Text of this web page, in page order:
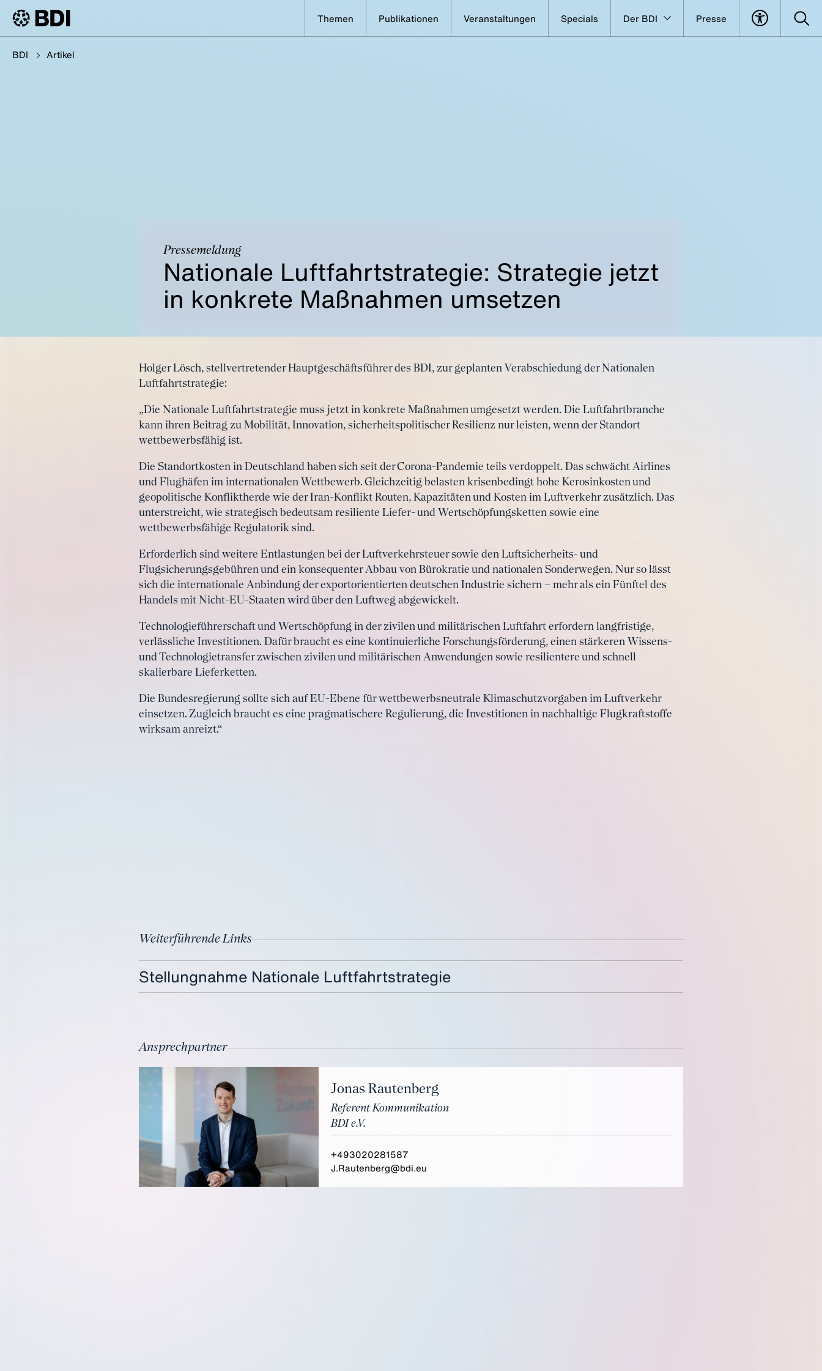
Themen Publikationen Veranstaltungen Specials Der BDI Presse
BDI Artikel
Pressemeldung
Nationale Luftfahrtstrategie: Strategie jetzt
in konkrete Maßnahmen umsetzen
Holger Lösch, stellvertretender Hauptgeschäftsführer des BDI, zur geplanten Verabschiedung der Nationalen
Luftfahrtstrategie:
„Die Nationale Luftfahrtstrategie muss jetzt in konkrete Maßnahmen umgesetzt werden. Die Luftfahrtbranche
kann ihren Beitrag zu Mobilität, Innovation, sicherheitspolitischer Resilienz nur leisten, wenn der Standort
wettbewerbsfähig ist.
Die Standortkosten in Deutschland haben sich seit der Corona-Pandemie teils verdoppelt. Das schwächt Airlines
und Flughäfen im internationalen Wettbewerb. Gleichzeitig belasten krisenbedingt hohe Kerosinkosten und
geopolitische Konfliktherde wie der Iran-Konflikt Routen, Kapazitäten und Kosten im Luftverkehr zusätzlich. Das
unterstreicht, wie strategisch bedeutsam resiliente Liefer- und Wertschöpfungsketten sowie eine
wettbewerbsfähige Regulatorik sind.
Erforderlich sind weitere Entlastungen bei der Luftverkehrsteuer sowie den Luftsicherheits- und
Flugsicherungsgebühren und ein konsequenter Abbau von Bürokratie und nationalen Sonderwegen. Nur so lässt
sich die internationale Anbindung der exportorientierten deutschen Industrie sichern – mehr als ein Fünftel des
Handels mit Nicht-EU-Staaten wird über den Luftweg abgewickelt.
Technologieführerschaft und Wertschöpfung in der zivilen und militärischen Luftfahrt erfordern langfristige,
verlässliche Investitionen. Dafür braucht es eine kontinuierliche Forschungsförderung, einen stärkeren Wissens-
und Technologietransfer zwischen zivilen und militärischen Anwendungen sowie resilientere und schnell
skalierbare Lieferketten.
Die Bundesregierung sollte sich auf EU-Ebene für wettbewerbsneutrale Klimaschutzvorgaben im Luftverkehr
einsetzen. Zugleich braucht es eine pragmatischere Regulierung, die Investitionen in nachhaltige Flugkraftstoffe
wirksam anreizt.“
Weiterführende Links
Stellungnahme Nationale Luftfahrtstrategie
Ansprechpartner
Jonas Rautenberg
Referent Kommunikation
BDI e.V.
+493020281587
J.Rautenberg@bdi.eu